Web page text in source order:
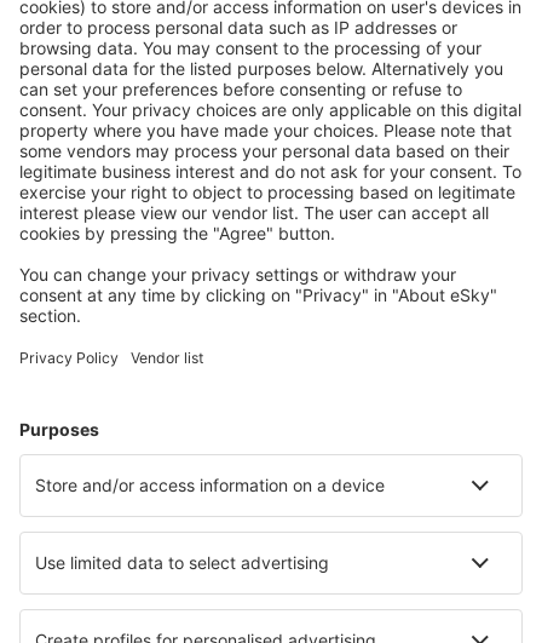
Laden Sie unsere App herunterund planen
Sie Ihre Reisen
Reise planen
Flüge
Kurzurlaub
Urlaub
Hotels
Transfers
Sehenswürdigkeiten
Sportveranstaltungen
Mehr Infos